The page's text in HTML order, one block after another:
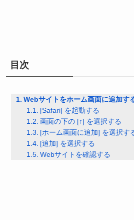
目次
Webサイトをホーム画面に追加す
[Safari] を起動する
画面の下の [↑] を選択する
[ホーム画面に追加] を選択す
[追加] を選択する
Webサイトを確認する